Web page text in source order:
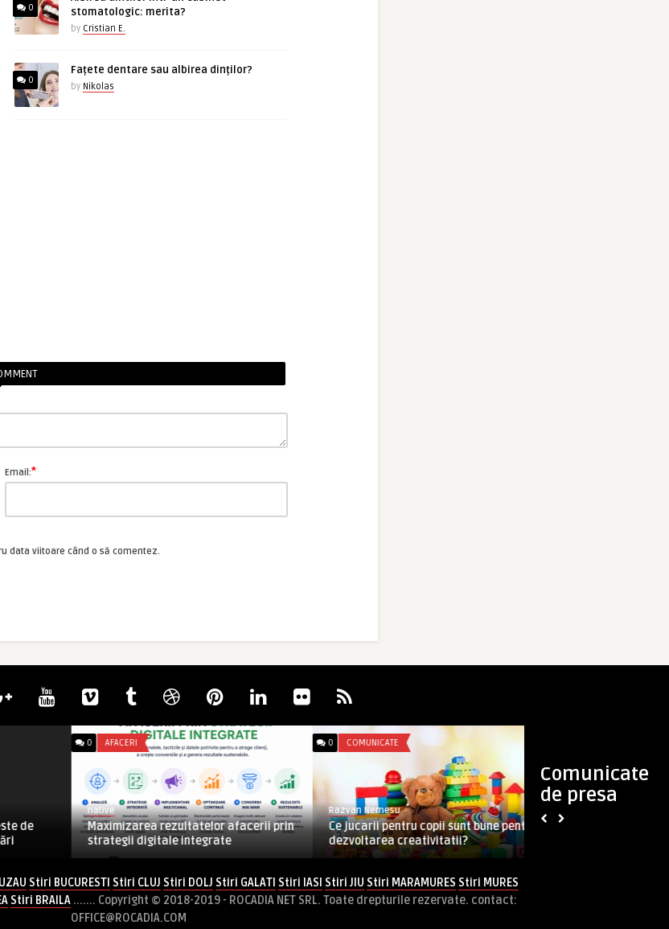
0
stomatologic: merita?
by Cristian E.
0
Fațete dentare sau albirea dinților?
by Nikolas
Email:*
data viitoare când o să comentez.
Comunicate
de presa
de
0 AFACERI
native
Maximizarea rezultatelor afacerii prin
strategii digitale integrate
0 COMUNICATE
Razvan Nemesu
Ce jucarii pentru copii sunt bune pentru
dezvoltarea creativitatii?
Stiri BUCURESTI Stiri CLUJ Stiri DOLJ Stiri GALATI Stiri IASI Stiri JIU Stiri MARAMURES Stiri MURES
Stiri BRAILA ....... Copyright © 2018-2019 - ROCADIA NET SRL. Toate drepturile rezervate. contact:
OFFICE@ROCADIA.COM